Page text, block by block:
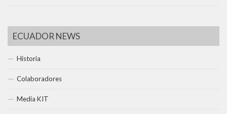
ECUADOR NEWS
Historia
Colaboradores
Media KIT